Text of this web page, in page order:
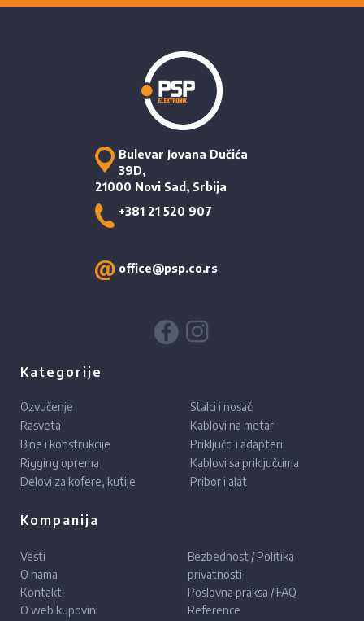
Bulevar Jovana Dučića
39D,
21000 Novi Sad, Srbija
+381 21 520 907
office@psp.co.rs
Kategorije
Ozvučenje
Rasveta
Bine i konstrukcije
Rigging oprema
Delovi za kofere, kutije
Stalci i nosači
Kablovi na metar
Priključci i adapteri
Kablovi sa priključcima
Pribor i alat
Kompanija
Vesti
O nama
Kontakt
O web kupovini
Bezbednost / Politika
privatnosti
Poslovna praksa / FAQ
Reference